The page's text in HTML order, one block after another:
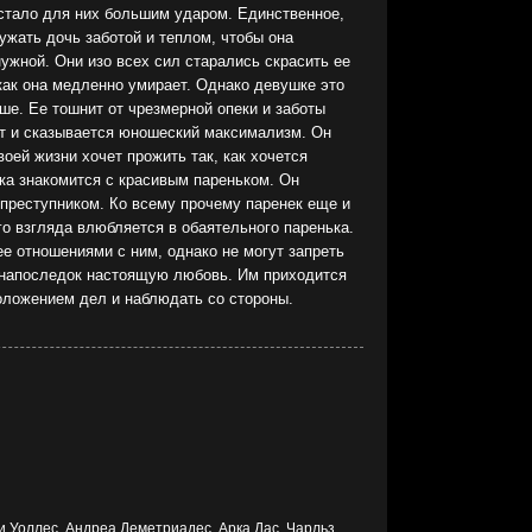
для них большим ударом. Единственное,
дочь заботой и теплом, чтобы она
Они изо всех сил старались скрасить ее
она медленно умирает. Однако девушке это
Ее тошнит от чрезмерной опеки и заботы
и сказывается юношеский максимализм. Он
жизни хочет прожить так, как хочется
знакомится с красивым пареньком. Он
Ко всему прочему паренек еще и
взгляда влюбляется в обаятельного паренька.
отношениями c ним, однако не могут запреть
настоящую любовь. Им приходится
дел и наблюдать со стороны.
Андреа Деметриадес, Арка Дас, Чарльз